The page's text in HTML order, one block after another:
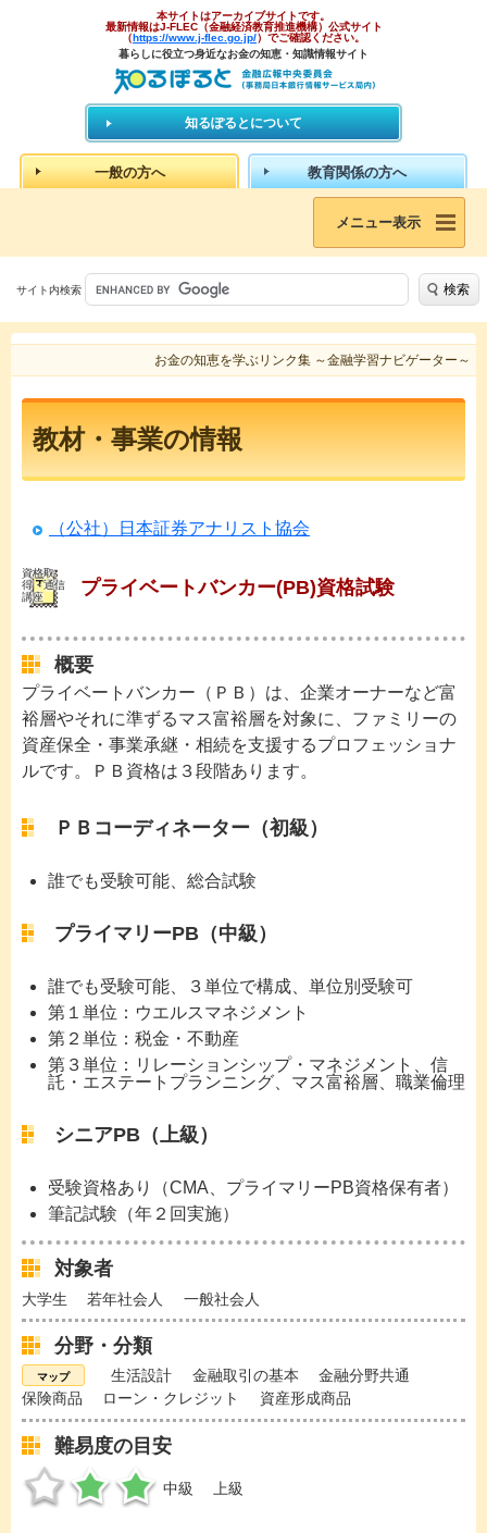
本サイトはアーカイブサイトです。
最新情報はJ-FLEC（金融経済教育推進機構）公式サイト
（https://www.j-flec.go.jp/）でご確認ください。
暮らしに役立つ身近なお金の知恵・知識情報サイト
知るぽるとについて
一般の方へ 教育関係の方へ
メニュー表示
サイト内検索 検索
お金の知恵を学ぶリンク集 ～金融学習ナビゲーター～
教材・事業の情報
（公社）日本証券アナリスト協会
資格取
得・通信
講座
プライベートバンカー(PB)資格試験
概要
プライベートバンカー（ＰＢ）は、企業オーナーなど富
裕層やそれに準ずるマス富裕層を対象に、ファミリーの
資産保全・事業承継・相続を支援するプロフェッショナ
ルです。ＰＢ資格は３段階あります。
ＰＢコーディネーター（初級）
誰でも受験可能、総合試験
プライマリーPB（中級）
誰でも受験可能、３単位で構成、単位別受験可
第１単位：ウエルスマネジメント
第２単位：税金・不動産
第３単位：リレーションシップ・マネジメント、信
託・エステートプランニング、マス富裕層、職業倫理
シニアPB（上級）
受験資格あり（CMA、プライマリーPB資格保有者）
筆記試験（年２回実施）
対象者
大学生 若年社会人 一般社会人
分野・分類
生活設計 金融取引の基本
金融分野共通
保険商品
ローン・クレジット 資産形成商品
難易度の目安
中級 上級